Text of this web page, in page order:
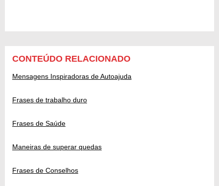
CONTEÚDO RELACIONADO
Mensagens Inspiradoras de Autoajuda
Frases de trabalho duro
Frases de Saúde
Maneiras de superar quedas
Frases de Conselhos